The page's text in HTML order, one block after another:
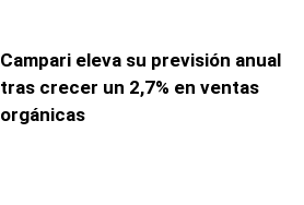
Campari eleva su previsión anual
tras crecer un 2,7% en ventas
orgánicas